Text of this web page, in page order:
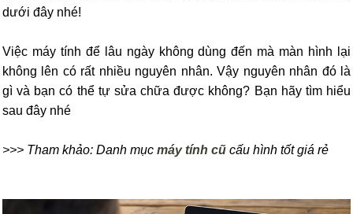
dưới đây nhé!
Việc máy tính để lâu ngày không dùng đến mà màn hình lại
không lên có rất nhiều nguyên nhân. Vậy nguyên nhân đó là
gì và bạn có thể tự sửa chữa được không? Bạn hãy tìm hiểu
sau đây nhé
>>> Tham khảo: Danh mục máy tính cũ cấu hình tốt giá rẻ